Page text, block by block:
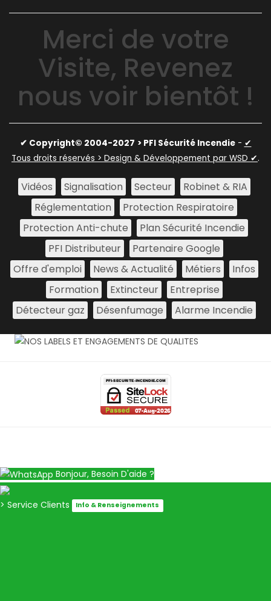
Merci de votre
Visite, Revenez
nous voir bientôt !
✔ Copyright© 2004-2027 > PFI Sécurité Incendie- ✔
Tous droits réservés > Design & Développement par WSD ✔.
Vidéos Signalisation Secteur
Robinet & RIA
Réglementation
Protection Respiratoire
Protection Anti-chute
Plan Sécurité Incendie
PFI Distributeur
Partenaire Google
Offre d'emploi
News & Actualité Métiers
Infos
Formation
Extincteur
Entreprise
Détecteur gaz
Désenfumage Alarme Incendie
Bonjour, Besoin D'aide ?
> Service Clients Info & Renseignements